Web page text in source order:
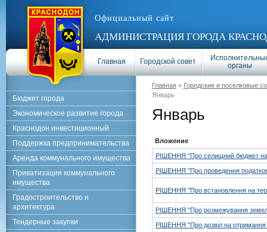
Официальный сайт
АДМИНИСТРАЦИЯ ГОРОДА
Главная Городской совет
органы
Главная» Городские и поселковые
Январь
Январь
Вложение
РІШЕННЯ "Про селищний бюджет на
РІШЕННЯ "Про проведення
РІШЕННЯ "Про встановлення на
РІШЕННЯ "Про розмежування
РІШЕННЯ "Про дозвіл на отримання
Бюджет города
Экономическое развитие города
Краснодон инвестиционный
Поддержка предпринимательства
Аренда коммунального имущества
Приватизация коммунального
имущества
Градостроительство и
архитектура
Тендерные закупки